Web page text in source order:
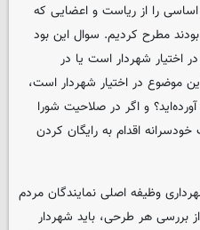
را از ریاست و اعضایی که
مطرح کردیم. سوال این بود
اختیار شهردار است یا در
موضوع در اختیار شهردار است،
و اگر در صلاحیت شورا
اقدام به رایگان کردن
وظیفه اصلی نمایندگان مردم
هر طرحی، باید شهردار